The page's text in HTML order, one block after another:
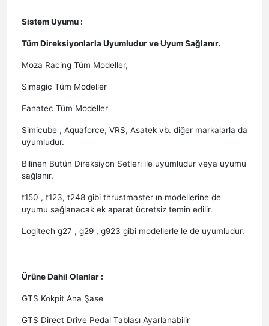
Sistem Uyumu :
Tüm Direksiyonlarla Uyumludur ve Uyum Sağlanır.
Moza Racing Tüm Modeller,
Simagic Tüm Modeller
Fanatec Tüm Modeller
Simicube , Aquaforce, VRS, Asatek vb. diğer markalarla da
uyumludur.
Bilinen Bütün Direksiyon Setleri ile uyumludur veya uyumu
sağlanır.
t150 , t123, t248 gibi thrustmaster ın modellerine de
uyumu sağlanacak ek aparat ücretsiz temin edilir.
Logitech g27 , g29 , g923 gibi modellerle le de uyumludur.
Ürüne Dahil Olanlar :
GTS Kokpit Ana Şase
GTS Direct Drive Pedal Tablası Ayarlanabilir